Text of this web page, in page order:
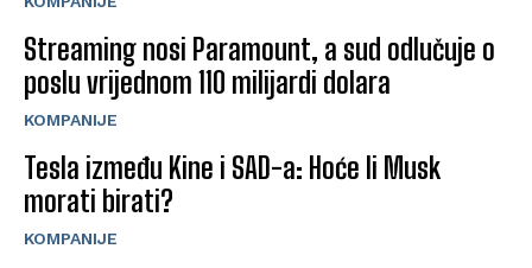
Streaming nosi Paramount, a sud odlučuje o
poslu vrijednom 110 milijardi dolara
KOMPANIJE
Tesla između Kine i SAD-a: Hoće li Musk
morati birati?
KOMPANIJE